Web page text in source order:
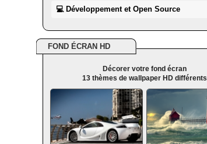
💻 Développement et Open Source
FOND ÉCRAN HD
Décorer votre fond écran
13 thèmes de wallpaper HD différents